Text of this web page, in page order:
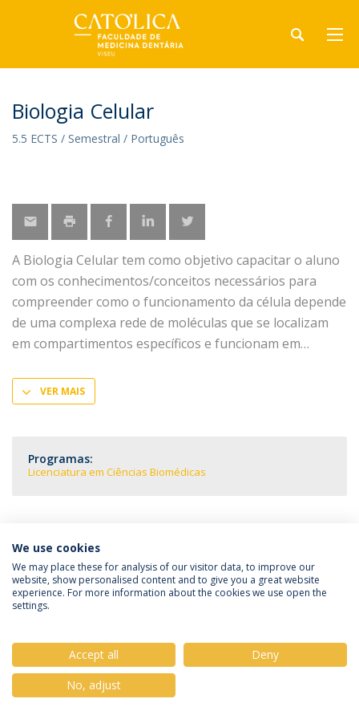
Biologia Celular
5.5 ECTS / Semestral / Português
A Biologia Celular tem como objetivo capacitar o aluno
com os conhecimentos/conceitos necessários para
compreender como o funcionamento da célula depende
de uma complexa rede de moléculas que se localizam
em compartimentos específicos e funcionam em
VER MAIS
Programas:
Licenciatura em Ciências Biomédicas
Política de Privacidade
Termos & Condições
Direitos do Titular dos Dados
© 2026 Universidade Católica Portuguesa
We use cookies
We may place these for analysis of our visitor data, to improve our
website, show personalised content and to give you a great website
experience. For more information about the cookies we use open the
settings.
Accept all
Deny
No, adjust